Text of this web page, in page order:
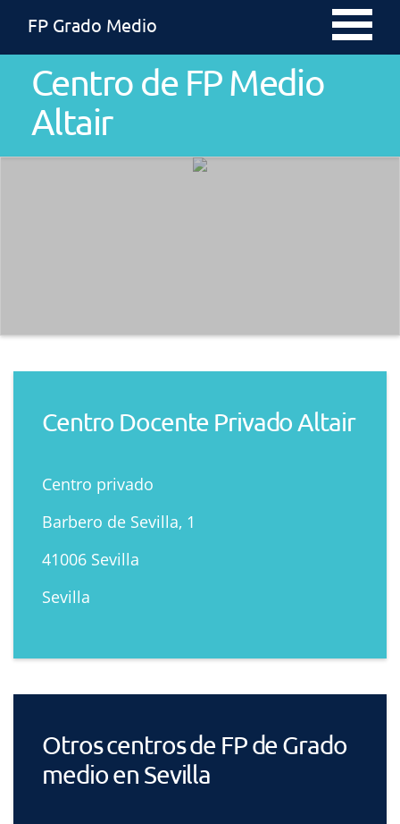
FP Grado Medio
Centro de FP Medio
Altair
Centro Docente Privado Altair
Centro privado
Barbero de Sevilla, 1
41006 Sevilla
Sevilla
Otros centros de FP de Grado
medio en Sevilla